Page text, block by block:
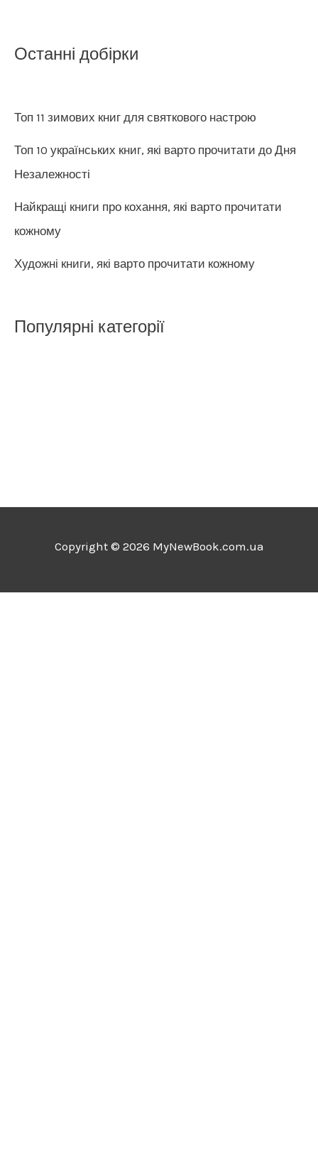
Останні добірки
Топ 11 зимових книг для святкового настрою
Топ 10 українських книг, які варто прочитати до Дня
Незалежності
Найкращі книги про кохання, які варто прочитати
кожному
Художні книги, які варто прочитати кожному
Популярні категорії
Copyright © 2026 MyNewBook.com.ua